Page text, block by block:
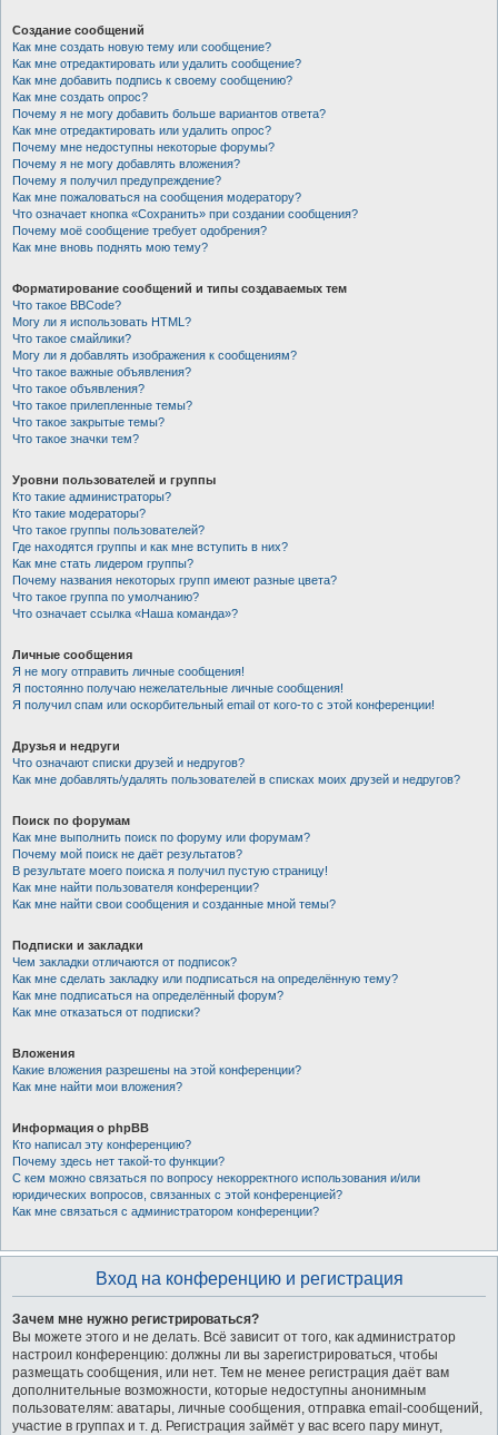
Создание сообщений
Как мне создать новую тему или сообщение?
Как мне отредактировать или удалить сообщение?
Как мне добавить подпись к своему сообщению?
Как мне создать опрос?
Почему я не могу добавить больше вариантов ответа?
Как мне отредактировать или удалить опрос?
Почему мне недоступны некоторые форумы?
Почему я не могу добавлять вложения?
Почему я получил предупреждение?
Как мне пожаловаться на сообщения модератору?
Что означает кнопка «Сохранить» при создании сообщения?
Почему моё сообщение требует одобрения?
Как мне вновь поднять мою тему?
Форматирование сообщений и типы создаваемых тем
Что такое BBCode?
Могу ли я использовать HTML?
Что такое смайлики?
Могу ли я добавлять изображения к сообщениям?
Что такое важные объявления?
Что такое объявления?
Что такое прилепленные темы?
Что такое закрытые темы?
Что такое значки тем?
Уровни пользователей и группы
Кто такие администраторы?
Кто такие модераторы?
Что такое группы пользователей?
Где находятся группы и как мне вступить в них?
Как мне стать лидером группы?
Почему названия некоторых групп имеют разные цвета?
Что такое группа по умолчанию?
Что означает ссылка «Наша команда»?
Личные сообщения
Я не могу отправить личные сообщения!
Я постоянно получаю нежелательные личные сообщения!
Я получил спам или оскорбительный email от кого-то с этой конференции!
Друзья и недруги
Что означают списки друзей и недругов?
Как мне добавлять/удалять пользователей в списках моих друзей и недругов?
Поиск по форумам
Как мне выполнить поиск по форуму или форумам?
Почему мой поиск не даёт результатов?
В результате моего поиска я получил пустую страницу!
Как мне найти пользователя конференции?
Как мне найти свои сообщения и созданные мной темы?
Подписки и закладки
Чем закладки отличаются от подписок?
Как мне сделать закладку или подписаться на определённую тему?
Как мне подписаться на определённый форум?
Как мне отказаться от подписки?
Вложения
Какие вложения разрешены на этой конференции?
Как мне найти мои вложения?
Информация о phpBB
Кто написал эту конференцию?
Почему здесь нет такой-то функции?
С кем можно связаться по вопросу некорректного использования и/или
юридических вопросов, связанных с этой конференцией?
Как мне связаться с администратором конференции?
Вход на конференцию и регистрация
Зачем мне нужно регистрироваться?
Вы можете этого и не делать. Всё зависит от того, как администратор
настроил конференцию: должны ли вы зарегистрироваться, чтобы
размещать сообщения, или нет. Тем не менее регистрация даёт вам
дополнительные возможности, которые недоступны анонимным
пользователям: аватары, личные сообщения, отправка email-сообщений,
участие в группах и т. д. Регистрация займёт у вас всего пару минут,